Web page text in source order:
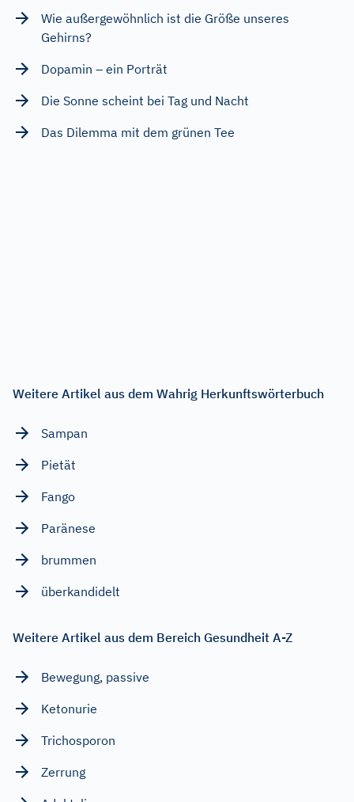
Wie außergewöhnlich ist die Größe unseres
Gehirns?
Dopamin – ein Porträt
Die Sonne scheint bei Tag und Nacht
Das Dilemma mit dem grünen Tee
Weitere Artikel aus dem Wahrig Herkunftswörterbuch
Sampan
Pietät
Fango
Paränese
brummen
überkandidelt
Weitere Artikel aus dem Bereich Gesundheit A-Z
Bewegung, passive
Ketonurie
Trichosporon
Zerrung